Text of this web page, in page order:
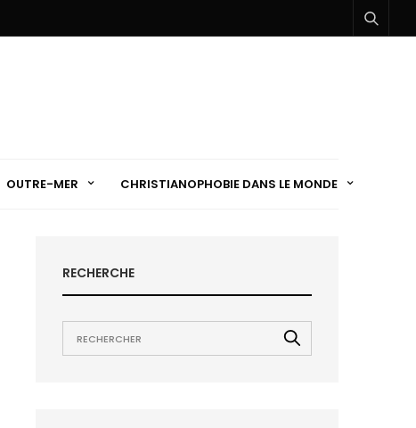
OUTRE-MER CHRISTIANOPHOBIE DANS LE MONDE
RECHERCHE